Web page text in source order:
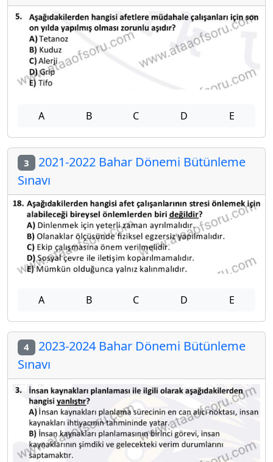
A B C D E
3 2021-2022 Bahar Dönemi Bütünleme
Sınavı
A B C D E
4 2023-2024 Bahar Dönemi Bütünleme
Sınavı